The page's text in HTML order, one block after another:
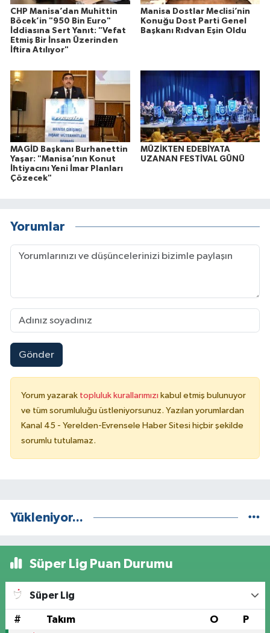
CHP Manisa’dan Muhittin
Böcek’in "950 Bin Euro"
İddiasına Sert Yanıt: "Vefat
Etmiş Bir İnsan Üzerinden
İftira Atılıyor"
Manisa Dostlar Meclisi’nin
Konuğu Dost Parti Genel
Başkanı Rıdvan Eşin Oldu
MAGİD Başkanı Burhanettin
Yaşar: "Manisa’nın Konut
İhtiyacını Yeni İmar Planları
Çözecek"
MÜZİKTEN EDEBİYATA
UZANAN FESTİVAL GÜNÜ
Yorumlar
Gönder
Yorum yazarak topluluk kurallarımızı kabul etmiş bulunuyor
ve tüm sorumluluğu üstleniyorsunuz. Yazılan yorumlardan
Kanal 45 - Yerelden-Evrensele Haber Sitesi hiçbir şekilde
sorumlu tutulamaz.
Yükleniyor...
Süper Lig Puan Durumu
Süper Lig
# Takım O P